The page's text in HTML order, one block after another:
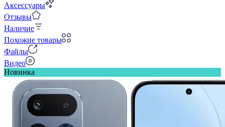
Аксессуары
Отзывы
Наличие
Похожие товары
Файлы
Видео
Новинка